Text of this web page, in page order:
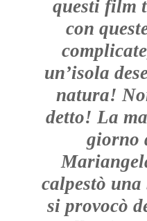
questi film
con
un’isola
natura!
detto! La
giorno
calpestò
si provocò